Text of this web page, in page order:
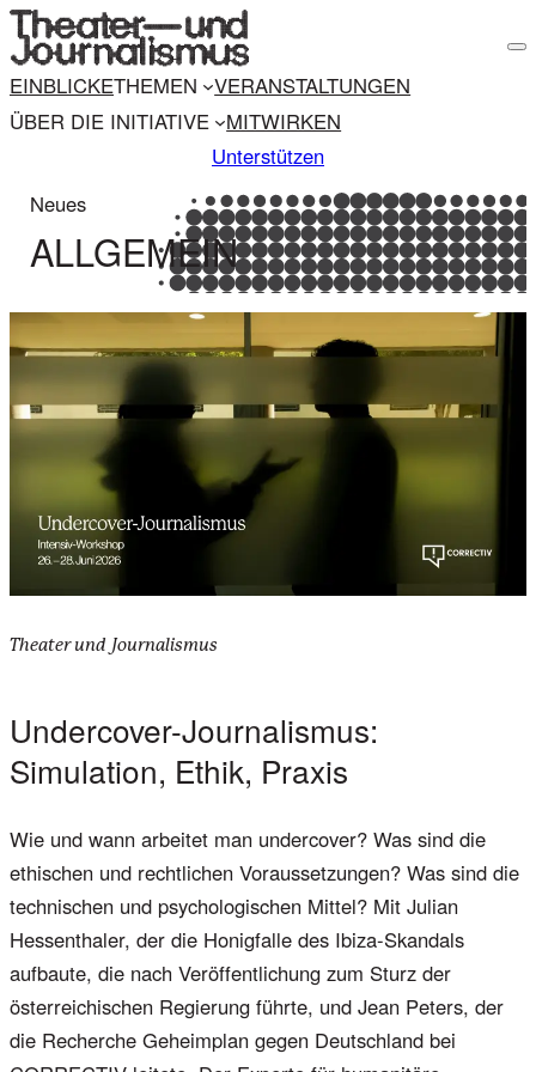
M
EINBLICKETHEMEN
VERANSTALTUNGEN
ÜBER DIE INITIATIVE
MITWIRKEN
Unterstützen
Neues
ALLGEMEIN
Theater und Journalismus
Undercover-Journalismus:
Simulation, Ethik, Praxis
Wie und wann arbeitet man undercover? Was sind die
ethischen und rechtlichen Voraussetzungen? Was sind die
technischen und psychologischen Mittel? Mit Julian
Hessenthaler, der die Honigfalle des Ibiza-Skandals
aufbaute, die nach Veröffentlichung zum Sturz der
österreichischen Regierung führte, und Jean Peters, der
die Recherche Geheimplan gegen Deutschland bei